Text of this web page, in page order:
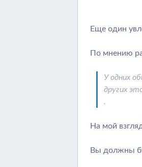
Еще один
По мнению
У одних
других
.
На мой
Вы должны